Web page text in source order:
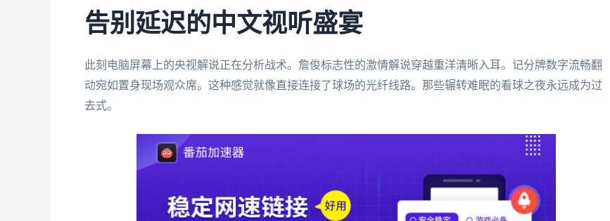
告别延迟的中文视听盛宴
此刻电脑屏幕上的央视解说正在分析战术。詹俊标志性的激情解说穿越重洋清晰入耳。记分牌数字流畅翻
动宛如置身现场观众席。这种感觉就像直接连接了球场的光纤线路。那些辗转难眠的看球之夜永远成为过
去式。